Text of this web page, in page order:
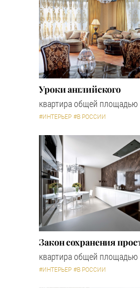
Уроки английского
квартира общей
#ИНТЕРЬЕР #В РОССИИ
Закон сохранения
квартира общей
#ИНТЕРЬЕР #В РОССИИ